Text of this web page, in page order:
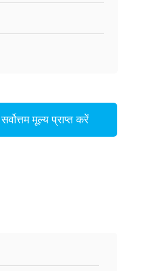
सर्वोत्तम मूल्य प्राप्त करें